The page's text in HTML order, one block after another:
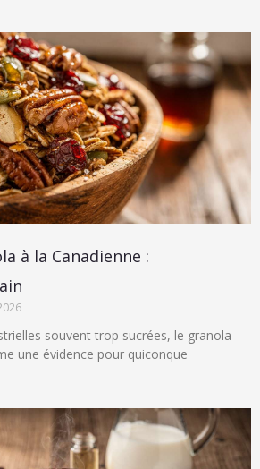
à la Canadienne :
souvent trop sucrées, le granola
une évidence pour quiconque